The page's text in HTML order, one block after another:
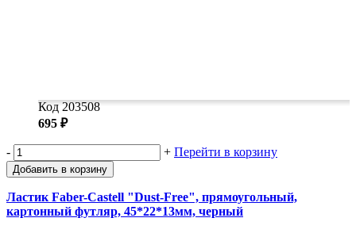
Код 203508
695 ₽
- + Перейти в корзину
Добавить в корзину
Ластик Faber-Castell "Dust-Free", прямоугольный,
картонный футляр, 45*22*13мм, черный